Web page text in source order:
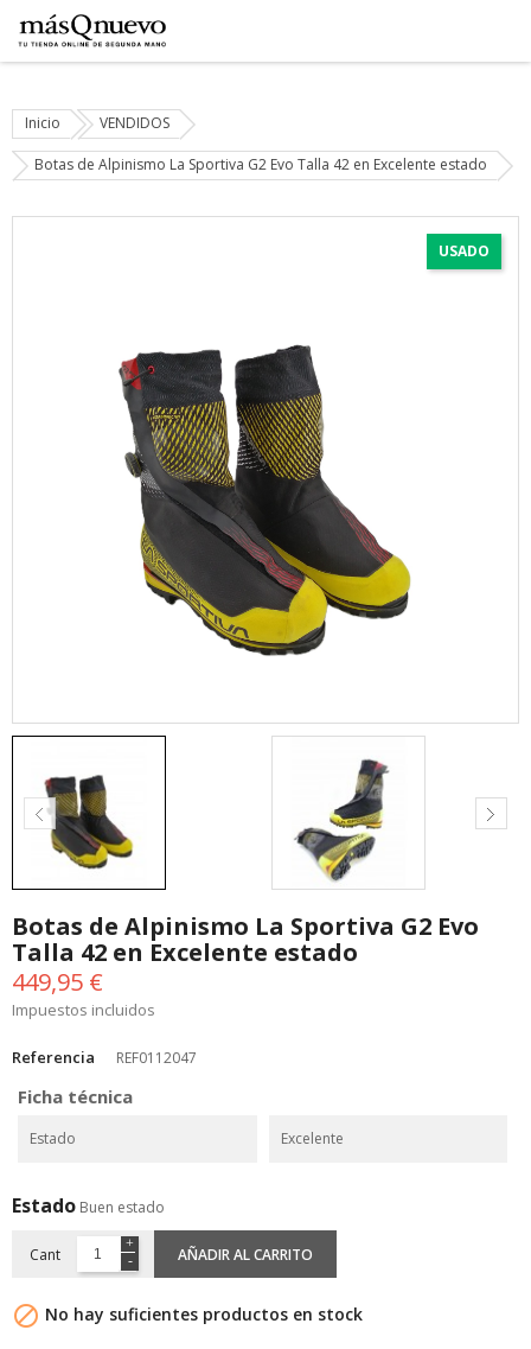
Inicio VENDIDOS
Botas de Alpinismo La Sportiva G2 Evo Talla 42 en Excelente estado
USADO
Botas de Alpinismo La Sportiva G2 Evo
Talla 42 en Excelente estado
449,95 €
Impuestos incluidos
Referencia REF0112047
Ficha técnica
Estado Excelente
Estado Buen estado
Cant AÑADIR AL CARRITO
 No hay suficientes productos en stock